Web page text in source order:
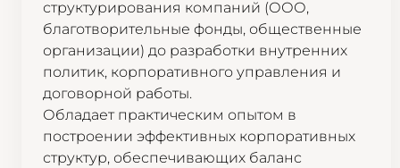
структурирования компаний (ООО,
благотворительные фонды, общественные
организации) до разработки внутренних
политик, корпоративного управления и
договорной работы.
Обладает практическим опытом в
построении эффективных корпоративных
структур, обеспечивающих баланс